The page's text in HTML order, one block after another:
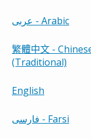
عربى - Arabic
繁體中文 -
(Traditional)
English
فارسی - Farsi